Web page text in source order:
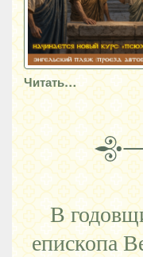
Читать…
В
епископа